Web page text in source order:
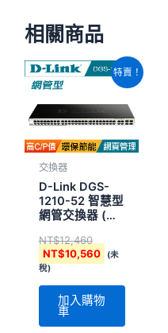
相關商品
特賣！
交換器
D-Link DGS-
1210-52 智慧型
網管交換器 (台
NT$12,460
原
始
格：
NT$12,460。
NT$10,560
目
前
格：
NT$10,560。
(未
稅)
加入購物
車